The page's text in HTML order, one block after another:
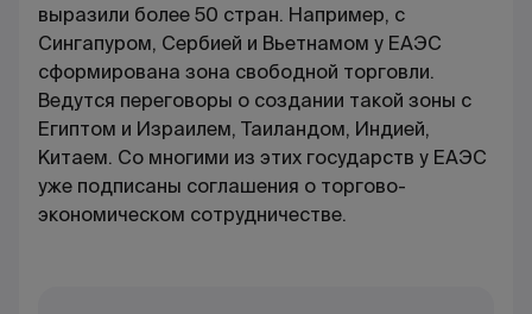
выразили более 50 стран. Например, с
Сингапуром, Сербией и Вьетнамом у ЕАЭС
сформирована зона свободной торговли.
Ведутся переговоры о создании такой зоны с
Египтом и Израилем, Таиландом, Индией,
Китаем. Со многими из этих государств у ЕАЭС
уже подписаны соглашения о торгово-
экономическом сотрудничестве.